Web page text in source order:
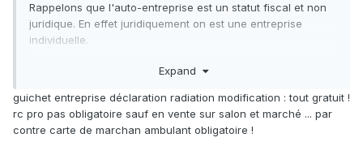
Rappelons que l'auto-entreprise est un statut fiscal et non
juridique. En effet juridiquement on est une entreprise
individuelle.
coût, et à chaque modification comme un changement
aussi une RC PRO (asurance) cotisée d'avance bien sûr.
Maintenant il me semble qu'on n'a plus obligation de
publication au journal officiel, ni de payer un stage de
Expand
guichet entreprise déclaration radiation modification : tout gratuit !
rc pro pas obligatoire sauf en vente sur salon et marché ... par
contre carte de marchan ambulant obligatoire !